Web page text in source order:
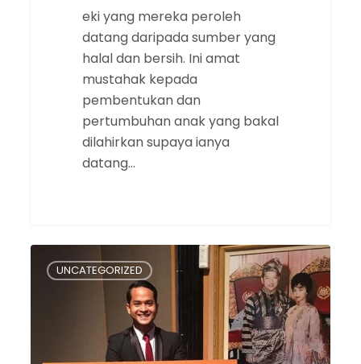
eki yang mereka peroleh
datang daripada sumber yang
halal dan bersih. Ini amat
mustahak kepada
pembentukan dan
pertumbuhan anak yang bakal
dilahirkan supaya ianya
datang…
Tidak
Cemerlang,
Kaunselor
UNCATEGORIZED